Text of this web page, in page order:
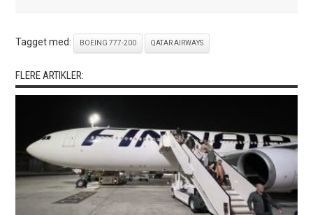
Tagget med: BOEING 777-200 QATAR AIRWAYS
FLERE ARTIKLER: